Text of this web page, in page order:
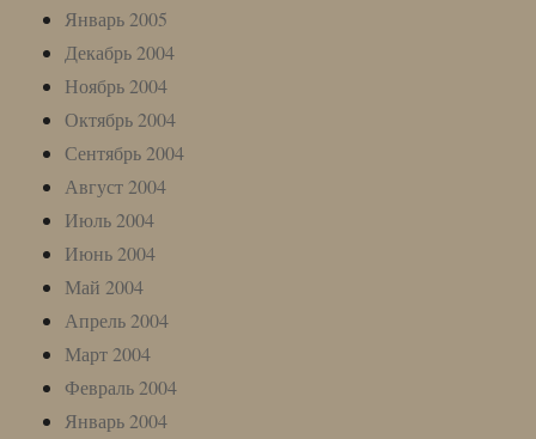
Январь 2005
Декабрь 2004
Ноябрь 2004
Октябрь 2004
Сентябрь 2004
Август 2004
Июль 2004
Июнь 2004
Май 2004
Апрель 2004
Март 2004
Февраль 2004
Январь 2004